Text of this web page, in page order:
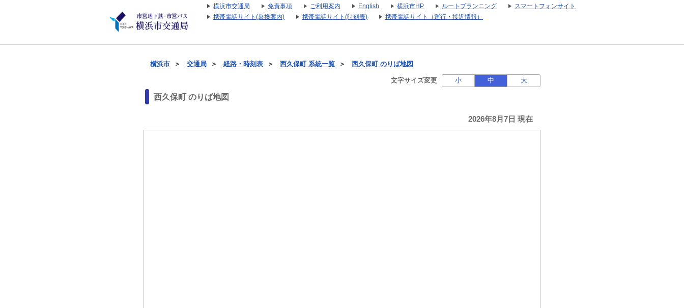
横浜市交通局 免責事項 ご利用案内 English 横浜市HP ルートプランニング
スマートフォンサイト
携帯電話サイト(乗換案内)
携帯電話サイト(時刻表) 携帯電話サイト（運行・接近情報）
横浜市 ＞ 交通局 ＞ 経路・時刻表 ＞ 西久保町 系統一覧 ＞ 西久保町 のりば地図
文字サイズ変更 小 中 大
西久保町 のりば地図
2026年8月7日 現在